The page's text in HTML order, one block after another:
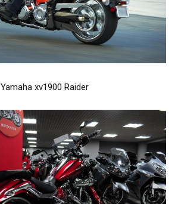
Yamaha xv1900 Raider